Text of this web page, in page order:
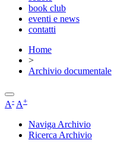
book club
eventi e news
contatti
Home
>
Archivio documentale
A- A+
Naviga Archivio
Ricerca Archivio